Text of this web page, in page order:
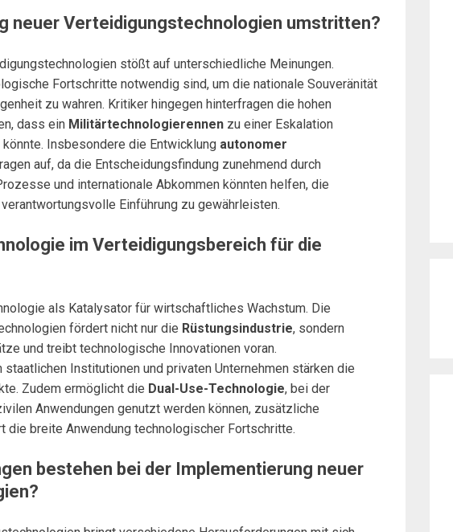
neuer Verteidigungstechnologien umstritten?
stößt auf unterschiedliche Meinungen.
Fortschritte notwendig sind, um die nationale Souveränität
zu wahren. Kritiker hingegen hinterfragen die hohen
dass ein Militärtechnologierennen zu einer Eskalation
Insbesondere die Entwicklung autonomer
auf, da die Entscheidungsfindung zunehmend durch
und internationale Abkommen könnten helfen, die
Einführung zu gewährleisten.
im Verteidigungsbereich für die
als Katalysator für wirtschaftliches Wachstum. Die
fördert nicht nur die Rüstungsindustrie, sondern
und treibt technologische Innovationen voran.
staatlichen Institutionen und privaten Unternehmen stärken die
Zudem ermöglicht die Dual-Use-Technologie, bei der
Anwendungen genutzt werden können, zusätzliche
breite Anwendung technologischer Fortschritte.
bestehen bei der Implementierung neuer